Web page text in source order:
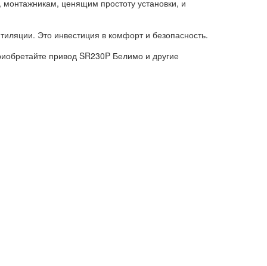
ценящим простоту установки, и
Это инвестиция в комфорт и безопасность.
привод SR230P Белимо и другие